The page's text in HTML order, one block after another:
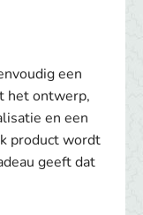
een
het ontwerp,
en een
product wordt
geeft dat